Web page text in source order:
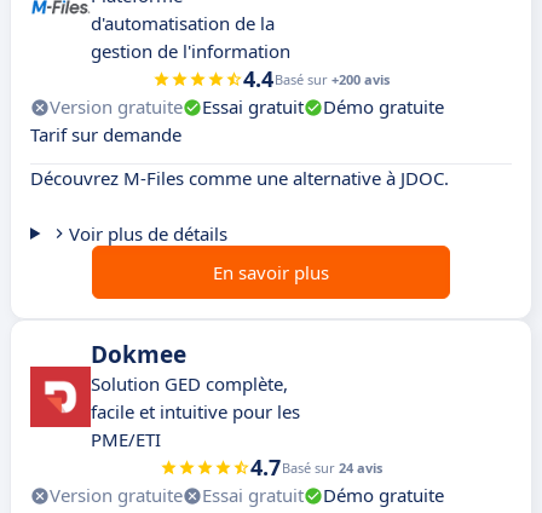
d'automatisation de la
gestion de l'information
4.4Basé sur +200 avis
Version gratuite Essai gratuit
Démo gratuite
Tarif sur demande
Découvrez M-Files comme une alternative à JDOC.
Voir plus de détails
En savoir plus
Dokmee
Solution GED complète,
facile et intuitive pour les
PME/ETI
4.7Basé sur 24 avis
Version gratuite Essai gratuit
Démo gratuite